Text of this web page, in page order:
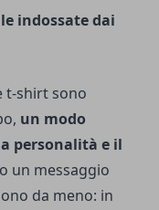
indossate dai
t-shirt sono
un modo
personalità e il
un messaggio
da meno: in